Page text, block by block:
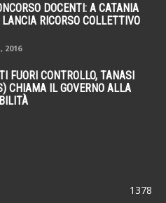
DOCENTI: A CATANIA
RICORSO COLLETTIVO
2016
FUORI CONTROLLO, TANASI
CHIAMA IL GOVERNO ALLA
1378